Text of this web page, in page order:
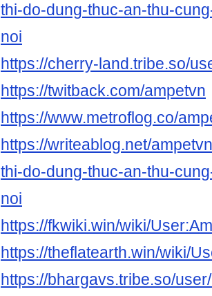
thi-do-dung-thuc-an-thu-
noi
https://cherry-land.tribe.so/
https://twitback.com/ampetvn
https://www.metroflog.co/
https://writeablog.net/
thi-do-dung-thuc-an-thu-
noi
https://fkwiki.win/wiki/
https://theflatearth.win/wiki/
https://bhargavs.tribe.so/